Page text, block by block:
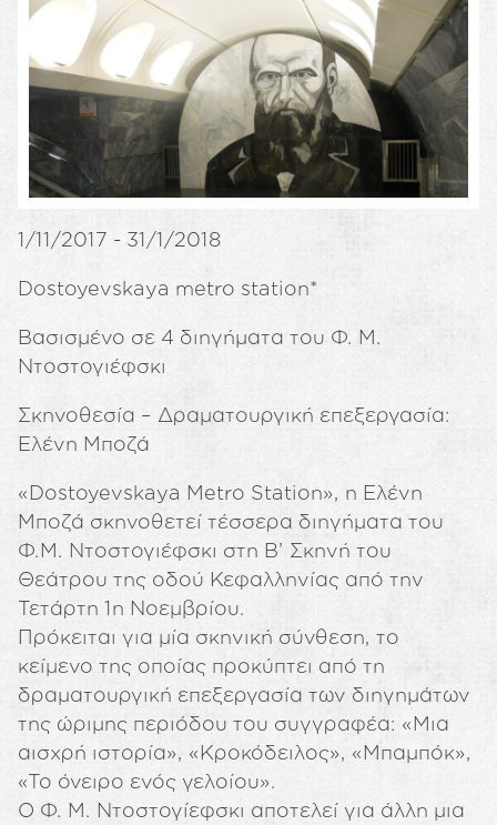
1/11/2017 - 31/1/2018
Dostoyevskaya metro station*
Βασισμένο σε 4 διηγήματα του Φ. Μ.
Ντοστογιέφσκι
Σκηνοθεσία – Δραματουργική επεξεργασία:
Ελένη Μποζά
«Dostoyevskaya Metro Station», η Ελένη
Μποζά σκηνοθετεί τέσσερα διηγήματα του
Φ.Μ. Ντοστογιέφσκι στη Β’ Σκηνή του
Θεάτρου της οδού Κεφαλληνίας από την
Τετάρτη 1η Νοεμβρίου.
Πρόκειται για μία σκηνική σύνθεση, το
κείμενο της οποίας προκύπτει από τη
δραματουργική επεξεργασία των διηγημάτων
της ώριμης περιόδου του συγγραφέα: «Μια
αισχρή ιστορία», «Κροκόδειλος», «Μπαμπόκ»,
«Το όνειρο ενός γελοίου».
Ο Φ. Μ. Ντοστογίεφσκι αποτελεί για άλλη μια